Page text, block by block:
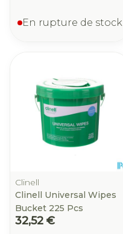
En rupture de stock
Clinell
Clinell Universal Wipes
Bucket 225 Pcs
32,52 €